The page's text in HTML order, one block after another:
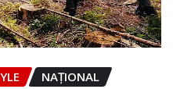
NAŢIONAL